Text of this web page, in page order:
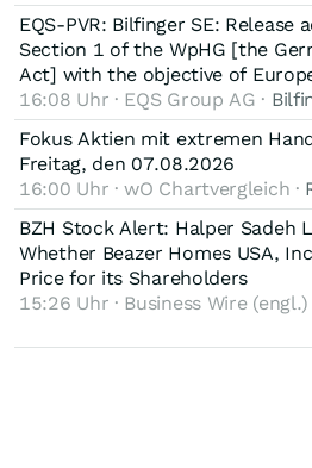
EQS-PVR: Bilfinger SE:
Section 1 of the WpHG [the
Act] with the objective of
16:08 Uhr · EQS Group AG ·
Fokus Aktien mit extremen
Freitag, den 07.08.2026
16:00 Uhr · wO Chartvergleich ·
BZH Stock Alert: Halper Sadeh
Whether Beazer Homes USA,
Price for its Shareholders
15:26 Uhr · Business Wire (engl.)